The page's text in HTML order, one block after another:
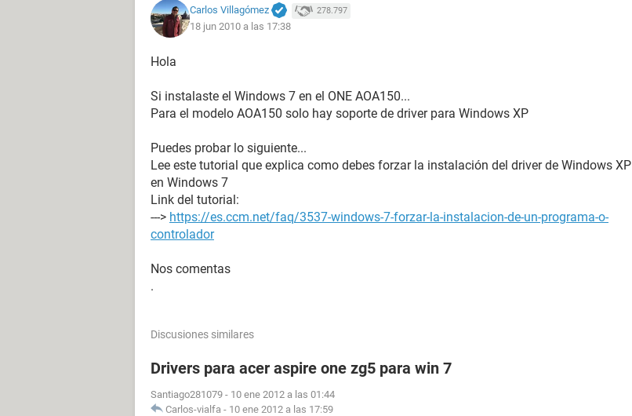
Carlos Villagómez 278.797
18 jun 2010 a las 17:38
Hola
Si instalaste el Windows 7 en el ONE AOA150...
Para el modelo AOA150 solo hay soporte de driver para Windows XP
Puedes probar lo siguiente...
Lee este tutorial que explica como debes forzar la instalación del driver de Windows XP
en Windows 7
Link del tutorial:
---> https://es.ccm.net/faq/3537-windows-7-forzar-la-instalacion-de-un-programa-o-
controlador
Nos comentas
.
Discusiones similares
Drivers para acer aspire one zg5 para win 7
Santiago281079 - 10 ene 2012 a las 01:44
Carlos-vialfa - 10 ene 2012 a las 17:59